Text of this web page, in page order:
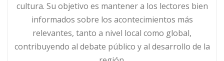
cultura. Su objetivo es mantener a los lectores bien
informados sobre los acontecimientos más
relevantes, tanto a nivel local como global,
contribuyendo al debate público y al desarrollo de la